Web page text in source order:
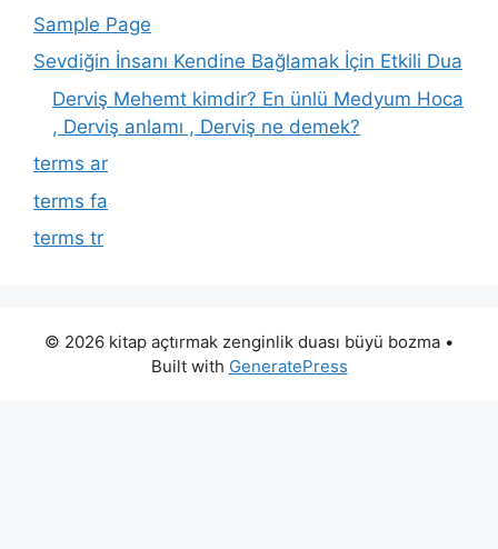
Sample Page
Sevdiğin İnsanı Kendine Bağlamak İçin Etkili Dua
Derviş Mehemt kimdir? En ünlü Medyum Hoca
, Derviş anlamı , Derviş ne demek?
terms ar
terms fa
terms tr
© 2026 kitap açtırmak zenginlik duası büyü bozma •
Built with GeneratePress